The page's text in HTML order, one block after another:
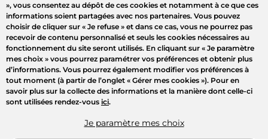
», vous consentez au dépôt de ces cookies et notamment à ce que ces
informations soient partagées avec nos partenaires. Vous pouvez
choisir de cliquer sur « Je refuse » et dans ce cas, vous ne pourrez pas
recevoir de contenu personnalisé et seuls les cookies nécessaires au
fonctionnement du site seront utilisés. En cliquant sur « Je paramètre
mes choix » vous pourrez paramétrer vos préférences et obtenir plus
d’informations. Vous pourrez également modifier vos préférences à
tout moment (à partir de l’onglet « Gérer mes cookies »). Pour en
savoir plus sur la collecte des informations et la manière dont celle-ci
sont utilisées rendez-vous ici.
Je paramètre mes choix